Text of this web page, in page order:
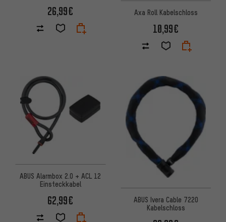
26,99€ Axa Roll Kabelschloss
10,99€
ABUS Alarmbox 2.0 + ACL 12
Einsteckkabel
62,99€
ABUS Ivera Cable 7220
Kabelschloss